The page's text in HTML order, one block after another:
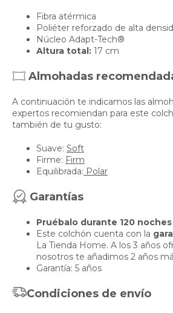
Fibra atérmica
Poliéter reforzado de alta
Núcleo Adapt-Tech®
Altura total: 17 cm
Almohadas
A continuación te indicamos las
expertos recomiendan para este
también de tu gusto:
Suave: Soft
Firme: Firm
Equilibrada: Polar
Garantías
Pruébalo durante 120 noches
Este colchón cuenta con la
La Tienda Home. A los 3 años
nosotros te añadimos 2 años
Garantía: 5 años
Condiciones de envío